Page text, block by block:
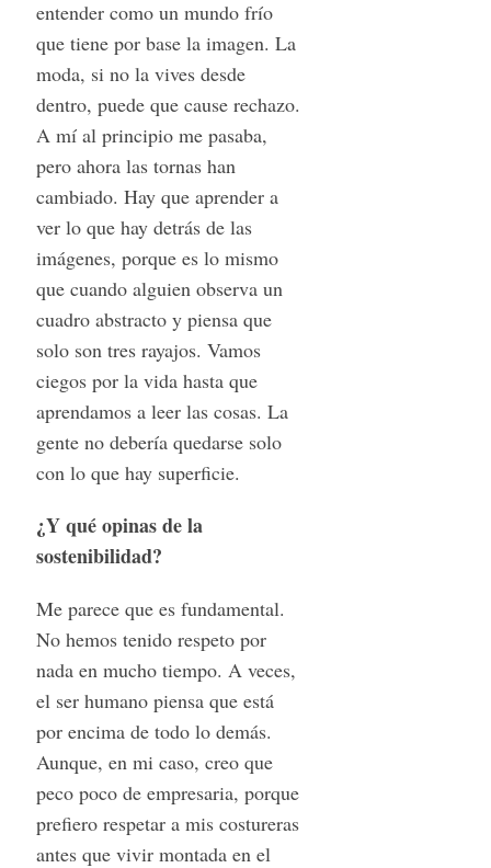
entender como un mundo frío
que tiene por base la imagen. La
moda, si no la vives desde
dentro, puede que cause rechazo.
A mí al principio me pasaba,
pero ahora las tornas han
cambiado. Hay que aprender a
ver lo que hay detrás de las
imágenes, porque es lo mismo
que cuando alguien observa un
cuadro abstracto y piensa que
solo son tres rayajos. Vamos
ciegos por la vida hasta que
aprendamos a leer las cosas. La
gente no debería quedarse solo
con lo que hay superficie.
¿Y qué opinas de la
sostenibilidad?
Me parece que es fundamental.
No hemos tenido respeto por
nada en mucho tiempo. A veces,
el ser humano piensa que está
por encima de todo lo demás.
Aunque, en mi caso, creo que
peco poco de empresaria, porque
prefiero respetar a mis costureras
antes que vivir montada en el